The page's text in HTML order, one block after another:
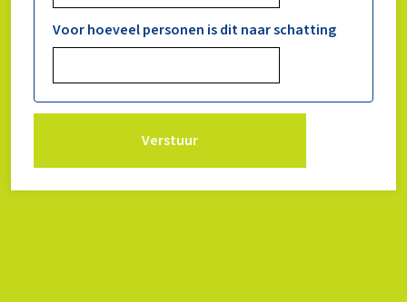
Voor hoeveel personen is dit naar schatting